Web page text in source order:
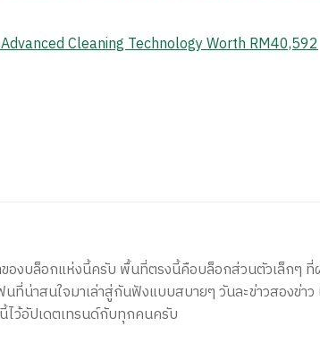
Cleaning Technology Worth RM40,592
องบล็อกแห่งนี้ครับ พื้นที่ตรงนี้คือบล็อกส่วนตัวเล็กๆ ที่
นที่น่าสนใจมาเล่าสู่กันฟังแบบสบายๆ วันละข่าวสองข่
ว้อัปเดตเทรนด์กับทุกคนครับ